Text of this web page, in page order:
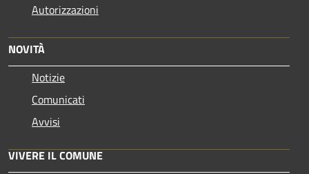
Autorizzazioni
NOVITÀ
Notizie
Comunicati
Avvisi
VIVERE IL COMUNE